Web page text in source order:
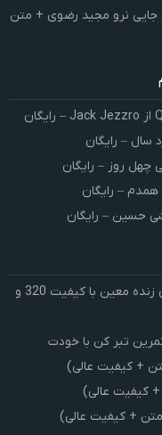
جایی نرو مجید رضوی + متن
سال – رایگان
چهل روز – رایگان
همدم – رایگان
حسین – رایگان
کنسرت صوتی معین لایو | آرشیو کامل اجرای زنده معین با کیفیت 320 و
تبر کن با خودت
+ کیفیت عالی)
کیفیت عالی)
+ کیفیت عالی)